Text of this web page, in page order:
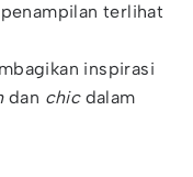
terlihat
inspirasi
dan chicdalam